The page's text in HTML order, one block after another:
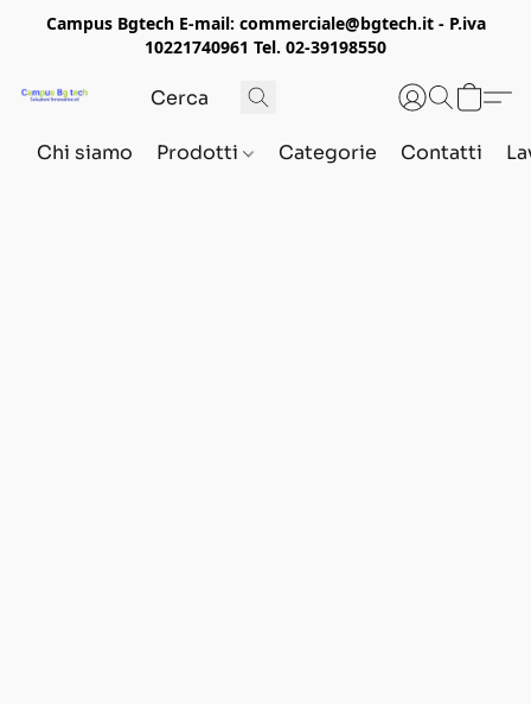
Campus Bgtech E-mail: commerciale@bgtech.it - P.iva
10221740961 Tel. 02-39198550
Chi siamo Prodotti Categorie Contatti